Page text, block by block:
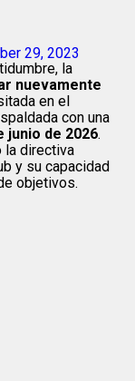
29, 2023
la
nuevamente
en el
con una
junio de 2026.
la directiva
y su capacidad
objetivos.